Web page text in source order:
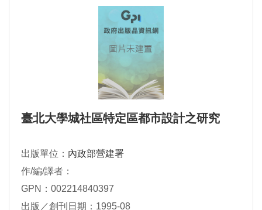
臺北大學城社區特定區都市設計之研究
出版單位： 內政部營建署
作/編/譯者：
GPN：002214840397
出版／創刊日期：1995-08